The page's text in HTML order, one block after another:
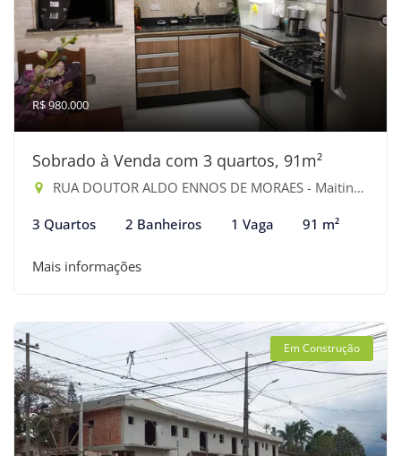
R$ 980.000
Sobrado à Venda com 3 quartos, 91m²
RUA DOUTOR ALDO ENNOS DE MORAES - Maitinga, Bertioga-SP
3 Quartos 2 Banheiros 1 Vaga 91 m²
Mais informações
Em Construção